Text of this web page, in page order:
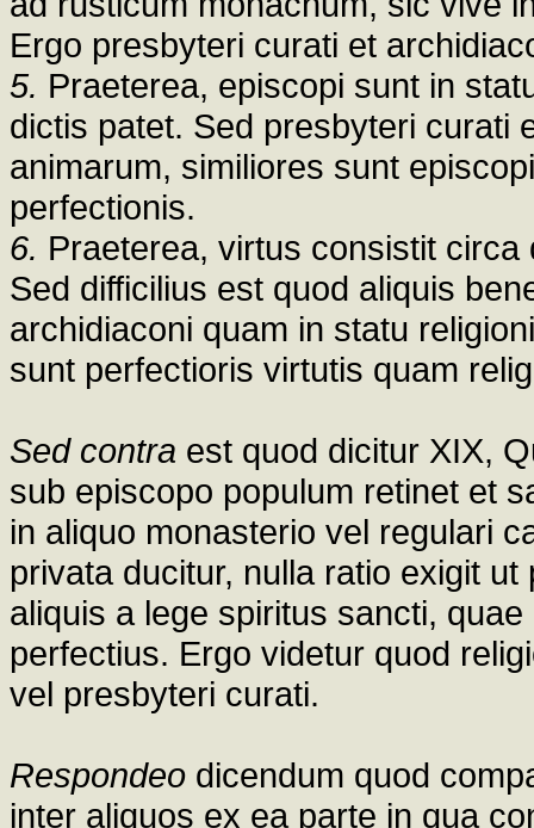
Ergo presbyteri curati et
5. Praeterea, episcopi sunt in
dictis patet. Sed presbyteri curati
animarum, similiores sunt
perfectionis.
6. Praeterea, virtus consistit
Sed difficilius est quod aliquis
archidiaconi quam in statu
sunt perfectioris virtutis quam
Sed contra est quod dicitur XIX,
sub episcopo populum retinet et
in aliquo monasterio vel regulari
privata ducitur, nulla ratio exigit
aliquis a lege spiritus sancti,
perfectius. Ergo videtur quod
vel presbyteri curati.
Respondeo dicendum quod
inter aliquos ex ea parte in qua